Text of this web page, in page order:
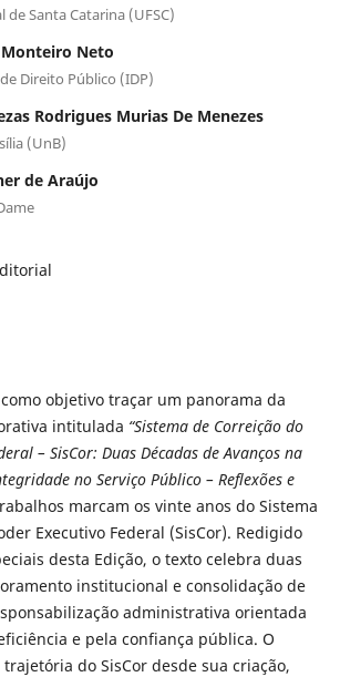
de Santa Catarina (UFSC)
Monteiro Neto
Direito Público (IDP)
Rodrigues Murias De Menezes
(UnB)
de Araújo
objetivo traçar um panorama da
intitulada “Sistema de Correição do
– SisCor: Duas Décadas de Avanços na
no Serviço Público – Reflexões e
marcam os vinte anos do Sistema
Executivo Federal (SisCor). Redigido
desta Edição, o texto celebra duas
institucional e consolidação de
administrativa orientada
e pela confiança pública. O
do SisCor desde sua criação,